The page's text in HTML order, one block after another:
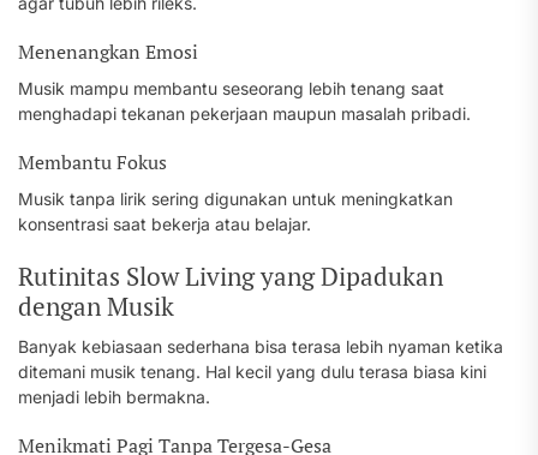
Menenangkan Emosi
Musik mampu membantu seseorang lebih tenang saat
menghadapi tekanan pekerjaan maupun masalah pribadi.
Membantu Fokus
Musik tanpa lirik sering digunakan untuk meningkatkan
konsentrasi saat bekerja atau belajar.
Rutinitas Slow Living yang Dipadukan
dengan Musik
Banyak kebiasaan sederhana bisa terasa lebih nyaman ketika
ditemani musik tenang. Hal kecil yang dulu terasa biasa kini
menjadi lebih bermakna.
Menikmati Pagi Tanpa Tergesa-Gesa